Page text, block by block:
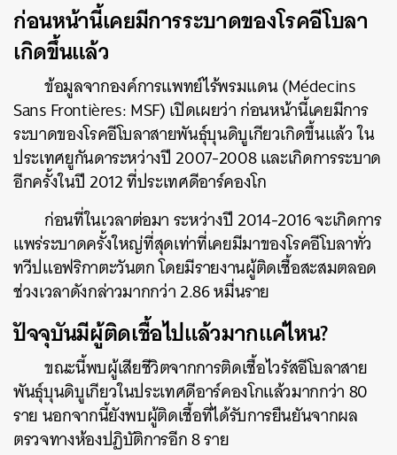
ก่อนหน้านี้เคยมีการระบาดของโรคอีโบลา
เกิดขึ้นแล้ว
ข้อมูลจากองค์การแพทย์ไร้พรมแดน (Médecins
Sans Frontières: MSF) เปิดเผยว่า ก่อนหน้านี้เคยมีการ
ระบาดของโรคอีโบลาสายพันธุ์บุนดิบูเกียวเกิดขึ้นแล้ว ใน
ประเทศยูกันดาระหว่างปี 2007-2008 และเกิดการระบาด
อีกครั้งในปี 2012 ที่ประเทศดีอาร์คองโก
ก่อนที่ในเวลาต่อมา ระหว่างปี 2014-2016 จะเกิดการ
แพร่ระบาดครั้งใหญ่ที่สุดเท่าที่เคยมีมาของโรคอีโบลาทั่ว
ทวีปแอฟริกาตะวันตก โดยมีรายงานผู้ติดเชื้อสะสมตลอด
ช่วงเวลาดังกล่าวมากกว่า 2.86 หมื่นราย
ปัจจุบันมีผู้ติดเชื้อไปแล้วมากแค่ไหน?
ขณะนี้พบผู้เสียชีวิตจากการติดเชื้อไวรัสอีโบลาสาย
พันธุ์บุนดิบูเกียวในประเทศดีอาร์คองโกแล้วมากกว่า 80
ราย นอกจากนี้ยังพบผู้ติดเชื้อที่ได้รับการยืนยันจากผล
ตรวจทางห้องปฏิบัติการอีก 8 ราย